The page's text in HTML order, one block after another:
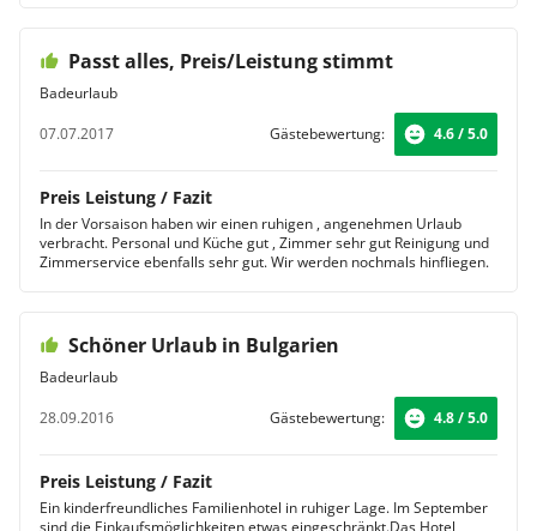
Passt alles, Preis/Leistung stimmt
Badeurlaub
07.07.2017
Gästebewertung: 4.6 / 5.0
Preis Leistung / Fazit
In der Vorsaison haben wir einen ruhigen , angenehmen Urlaub
verbracht. Personal und Küche gut , Zimmer sehr gut Reinigung und
Zimmerservice ebenfalls sehr gut. Wir werden nochmals hinfliegen.
Schöner Urlaub in Bulgarien
Badeurlaub
28.09.2016
Gästebewertung: 4.8 / 5.0
Preis Leistung / Fazit
Ein kinderfreundliches Familienhotel in ruhiger Lage. Im September
sind die Einkaufsmöglichkeiten etwas eingeschränkt.Das Hotel